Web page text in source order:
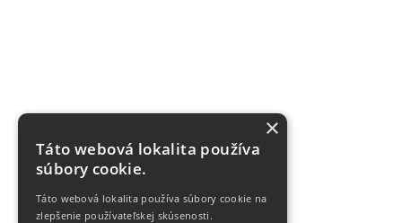
×
Táto webová lokalita používa
súbory cookie.
Táto webová lokalita používa súbory cookie na
zlepšenie používateľskej skúsenosti.